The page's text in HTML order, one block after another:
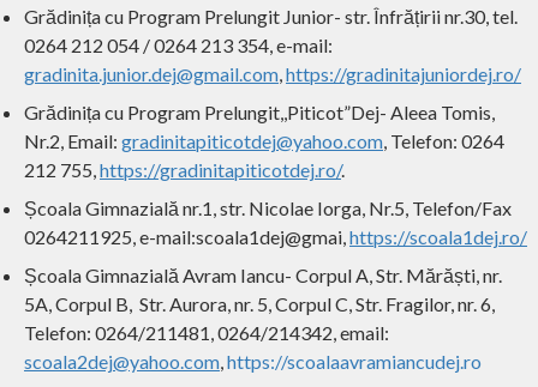
Grădinița cu Program Prelungit Junior- str. Înfrățirii nr.30, tel.
0264 212 054 / 0264 213 354, e-mail:
gradinita.junior.dej@gmail.com,https://gradinitajuniordej.ro/
Grădinița cu Program Prelungit,,Piticot”Dej- Aleea Tomis,
Nr.2, Email: gradinitapiticotdej@yahoo.com, Telefon: 0264
212 755,https://gradinitapiticotdej.ro/.
Școala Gimnazială nr.1, str. Nicolae Iorga, Nr.5, Telefon/Fax
0264211925, e-mail:scoala1dej@gmai,https://scoala1dej.ro/
Școala Gimnazială Avram Iancu- Corpul A, Str. Mărăști, nr.
5A, Corpul B, Str. Aurora, nr. 5, Corpul C, Str. Fragilor, nr. 6,
Telefon: 0264/211481, 0264/214342, email:
scoala2dej@yahoo.com,https://scoalaavramiancudej.ro